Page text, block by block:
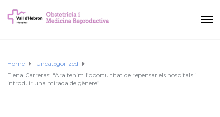
Home
Uncategorized
Elena Carreras: “Ara tenim l’oportunitat de repensar els hospitals i
introduir una mirada de gènere”